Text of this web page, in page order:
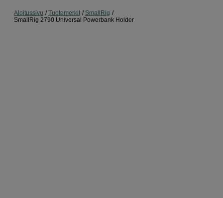
Aloitussivu Tuotemerkit
SmallRig
SmallRig 2790 Universal Powerbank Holder